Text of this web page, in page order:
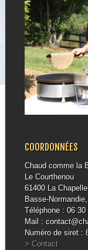
COORDONNÉES
Chaud comme la
Le Courthenou
61400 La
Basse-
Téléphone : 06 30
Mail :
Numéro de siret :
> Contact